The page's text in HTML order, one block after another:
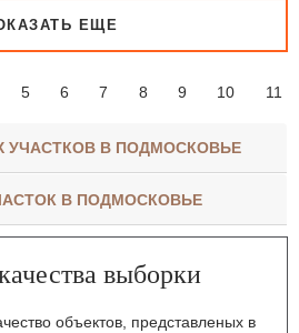
ЕЩЕ
5 6 7 8 9 10 11
УЧАСТКОВ В ПОДМОСКОВЬЕ
В ПОДМОСКОВЬЕ
выборки
объектов, представленых в